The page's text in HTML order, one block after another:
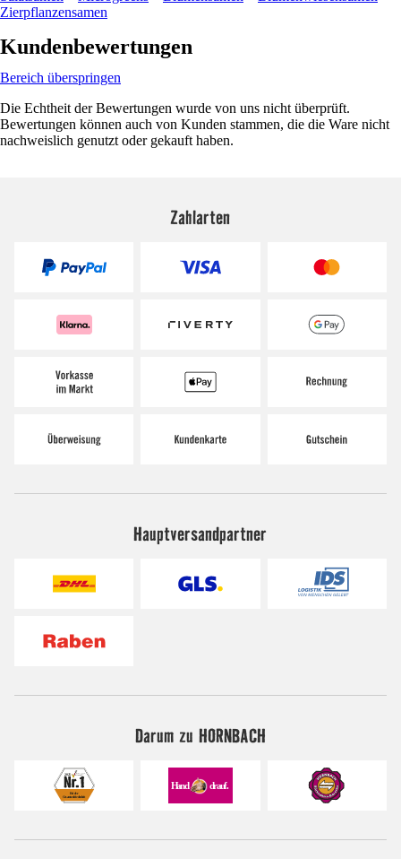
Zierpflanzensamen
Kundenbewertungen
Bereich überspringen
Die Echtheit der Bewertungen wurde von uns nicht überprüft.
Bewertungen können auch von Kunden stammen, die die Ware nicht
nachweislich genutzt oder gekauft haben.
Zahlarten
Hauptversandpartner
Darum zu HORNBACH